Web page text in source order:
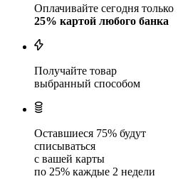
Оплачивайте сегодня только
25% картой любого банка
Получайте товар
выбранный способом
Оставшиеся 75% будут
списываться
с вашей карты
по 25% каждые 2 недели